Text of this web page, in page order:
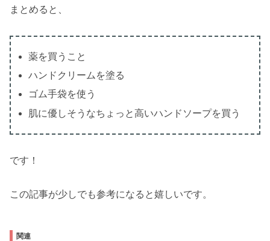
まとめると、
薬を買うこと
ハンドクリームを塗る
ゴム手袋を使う
肌に優しそうなちょっと高いハンドソープを買う
です！
この記事が少しでも参考になると嬉しいです。
関連